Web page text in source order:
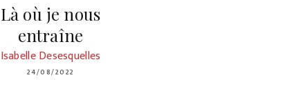
Là où je nous
entraîne
Isabelle Desesquelles
24/08/2022